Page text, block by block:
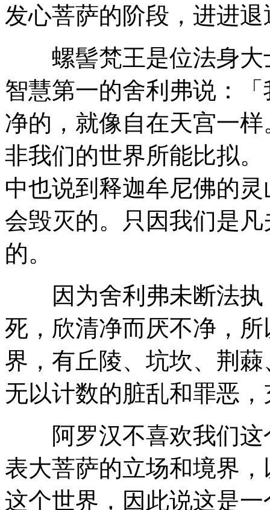
发心菩萨的阶段，进进
螺髻梵王是位法身大
智慧第一的舍利弗说：
净的，就像自在天宫一
非我们的世界所能比拟
中也说到释迦牟尼佛的
会毁灭的。只因我们是
的。
因为舍利弗未断法执
死，欣清净而厌不净，
界，有丘陵、坑坎、荆
无以计数的脏乱和罪恶
阿罗汉不喜欢我们这
表大菩萨的立场和境界
这个世界，因此说这是